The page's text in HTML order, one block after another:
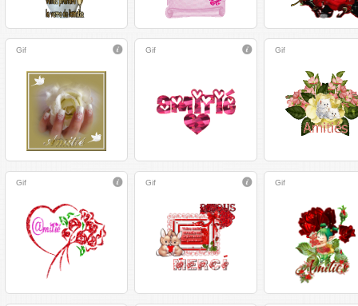
Gif Gif Gif
Gif Gif Gif